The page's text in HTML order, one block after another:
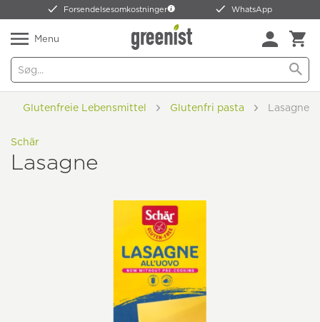
Forsendelsesomkostninger WhatsApp
Menu
Glutenfreie Lebensmittel Glutenfri pasta Lasagne
Schär
Lasagne